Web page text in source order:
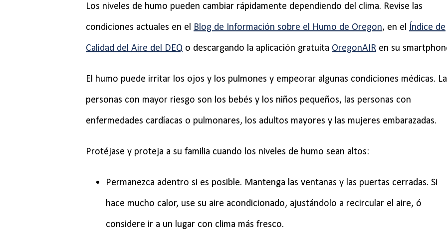
Los niveles de humo pueden cambiar rápidamente dependiendo del clima. Revise las
condiciones actuales en el Blog de Información sobre el Humo de Oregon, en el Índice de
Calidad del Aire del DEQ o descargando la aplicación gratuita OregonAIR en su
El humo puede irritar los ojos y los pulmones y empeorar algunas condiciones médicas.
personas con mayor riesgo son los bebés y los niños pequeños, las personas con
enfermedades cardíacas o pulmonares, los adultos mayores y las mujeres embarazadas.
Protéjase y proteja a su familia cuando los niveles de humo sean altos:
Permanezca adentro si es posible. Mantenga las ventanas y las puertas cerradas. Si
hace mucho calor, use su aire acondicionado, ajustándolo a recircular el aire, ó
considere ir a un lugar con clima más fresco.